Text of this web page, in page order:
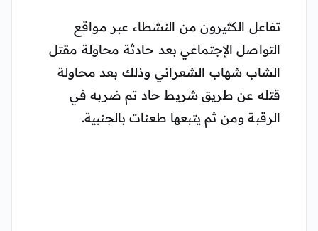
تفاعل الكثيرون من النشطاء عبر مواقع
التواصل الإجتماعي بعد حادثة محاولة مقتل
الشاب شهاب الشعراني وذلك بعد محاولة
قتله عن طريق شريط حاد تم ضربه في
الرقبة ومن ثم يتبعها طعنات بالجنبية.